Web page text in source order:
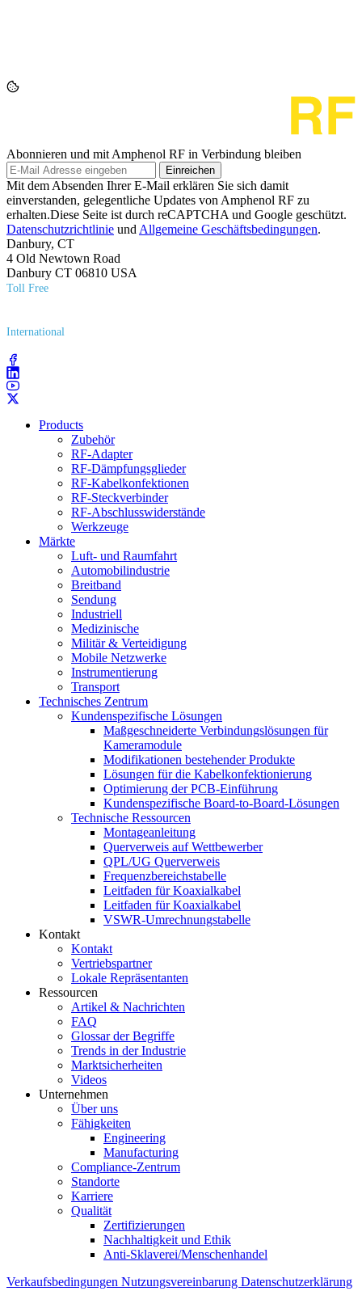
Abonnieren und mit Amphenol RF in Verbindung bleiben
Einreichen
Mit dem Absenden Ihrer E-Mail erklären Sie sich damit
einverstanden, gelegentliche Updates von Amphenol RF zu
erhalten.Diese Seite ist durch reCAPTCHA und Google geschützt.
Datenschutzrichtlinie und Allgemeine Geschäftsbedingungen.
Danbury, CT
4 Old Newtown Road
Danbury CT 06810 USA
Toll Free
International
Products
Zubehör
RF-Adapter
RF-Dämpfungsglieder
RF-Kabelkonfektionen
RF-Steckverbinder
RF-Abschlusswiderstände
Werkzeuge
Märkte
Luft- und Raumfahrt
Automobilindustrie
Breitband
Sendung
Industriell
Medizinische
Militär & Verteidigung
Mobile Netzwerke
Instrumentierung
Transport
Technisches Zentrum
Kundenspezifische Lösungen
Maßgeschneiderte Verbindungslösungen für
Kameramodule
Modifikationen bestehender Produkte
Lösungen für die Kabelkonfektionierung
Optimierung der PCB-Einführung
Kundenspezifische Board-to-Board-Lösungen
Technische Ressourcen
Montageanleitung
Querverweis auf Wettbewerber
QPL/UG Querverweis
Frequenzbereichstabelle
Leitfaden für Koaxialkabel
Leitfaden für Koaxialkabel
VSWR-Umrechnungstabelle
Kontakt
Kontakt
Vertriebspartner
Lokale Repräsentanten
Ressourcen
Artikel & Nachrichten
FAQ
Glossar der Begriffe
Trends in der Industrie
Marktsicherheiten
Videos
Unternehmen
Über uns
Fähigkeiten
Engineering
Manufacturing
Compliance-Zentrum
Standorte
Karriere
Qualität
Zertifizierungen
Nachhaltigkeit und Ethik
Anti-Sklaverei/Menschenhandel
Verkaufsbedingungen Nutzungsvereinbarung Datenschutzerklärung